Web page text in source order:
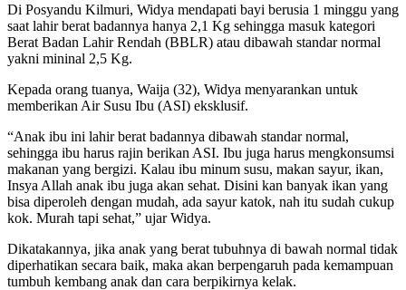
Di Posyandu Kilmuri, Widya mendapati bayi berusia 1 minggu yang
saat lahir berat badannya hanya 2,1 Kg sehingga masuk kategori
Berat Badan Lahir Rendah (BBLR) atau dibawah standar normal
yakni mininal 2,5 Kg.
Kepada orang tuanya, Waija (32), Widya menyarankan untuk
memberikan Air Susu Ibu (ASI) eksklusif.
“Anak ibu ini lahir berat badannya dibawah standar normal,
sehingga ibu harus rajin berikan ASI. Ibu juga harus mengkonsumsi
makanan yang bergizi. Kalau ibu minum susu, makan sayur, ikan,
Insya Allah anak ibu juga akan sehat. Disini kan banyak ikan yang
bisa diperoleh dengan mudah, ada sayur katok, nah itu sudah cukup
kok. Murah tapi sehat,” ujar Widya.
Dikatakannya, jika anak yang berat tubuhnya di bawah normal tidak
diperhatikan secara baik, maka akan berpengaruh pada kemampuan
tumbuh kembang anak dan cara berpikirnya kelak.